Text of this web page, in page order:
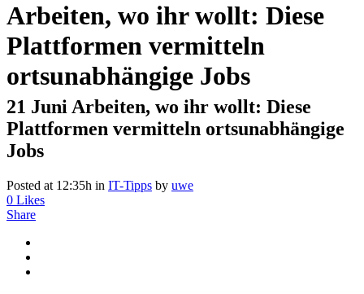
Arbeiten, wo ihr wollt: Diese
Plattformen vermitteln
ortsunabhängige Jobs
21 Juni Arbeiten, wo ihr wollt: Diese
Plattformen vermitteln ortsunabhängige
Jobs
Posted at 12:35h in IT-Tipps by uwe
0 Likes
Share